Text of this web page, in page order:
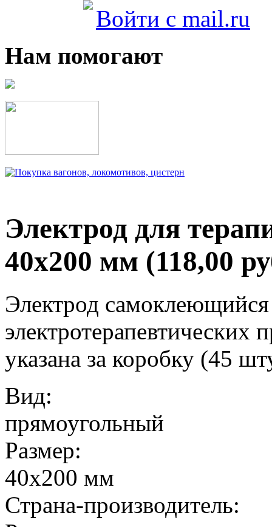
Войти с mail.ru
Нам помогают
Электрод для
40х200 мм (118,00
Электрод
указана за коробку (45
Вид:
прямоугольный
Размер:
40х200 мм
Страна-производитель: